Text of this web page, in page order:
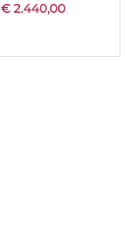
€ 2.440,00